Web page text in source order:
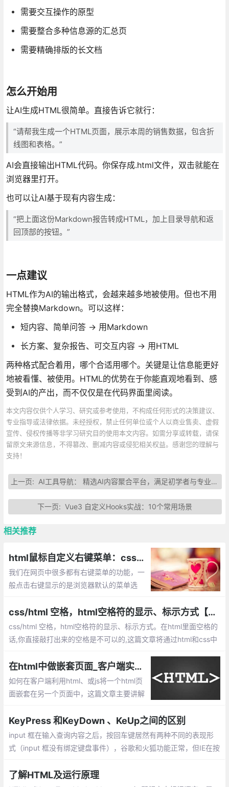
需要交互操作的原型
需要整合多种信息源的汇总页
需要精确排版的长文档
怎么开始用
让AI生成HTML很简单。直接告诉它就行：
“请帮我生成一个HTML页面，展示本周的销售数据，包含折
线图和表格。”
AI会直接输出HTML代码。你保存成.html文件，双击就能在
浏览器里打开。
也可以让AI基于现有内容生成：
“把上面这份Markdown报告转成HTML，加上目录导航和返
回顶部的按钮。”
一点建议
HTML作为AI的输出格式，会越来越多地被使用。但也不用
完全替换Markdown。可以这样：
短内容、简单问答 → 用Markdown
长方案、复杂报告、可交互内容 → 用HTML
两种格式配合着用，哪个合适用哪个。关键是让信息能更好
地被看懂、被使用。HTML的优势在于你能直观地看到、感
受到AI的产出，而不仅仅是在代码界面里阅读。
本文内容仅供个人学习、研究或参考使用，不构成任何形式的决策建议、
专业指导或法律依据。未经授权，禁止任何单位或个人以商业售卖、虚假
宣传、侵权传播等非学习研究目的使用本文内容。如需分享或转载，请保
留原文来源信息，不得篡改、删减内容或侵犯相关权益。感谢您的理解与
支持！
上一页: AI工具导航： 精选AI内容聚合平台，满足初学者与专业用户需求
下一页:Vue3 自定义Hooks实战：10个常用场景
相关推荐
html鼠标自定义右键菜单：css+js实现自定义html右键菜单
我们在网页中很多都有右键菜单的功能，一
般点击右键显示的是浏览器默认的菜单选
的右键菜单呢？这篇文章将讲解html鼠标自
定义右键菜单的实现原理和实现代码。
css/html 空格，html空格符的显示、标示方式【html空格代码】
css/html 空格，html空格符的显示、标示方式。在html里面空格的
话,你直接敲打出来的空格是不可以的,这篇文章将通过html和css中
在html中做嵌套页面_客户端实现html页面的嵌套
如何在客户端利用html、或js将一个html页
面嵌套在另一个页面中，这篇文章主要讲解
式、Behavior的download方式 、使用JQue
ry的load方法
KeyPress 和KeyDown 、KeUp之间的区别
input 框在输入查询内容之后，按回车键居然有两种不同的表现形
式（input 框没有绑定键盘事件），谷歌和火狐功能正常，但IE在按
了解HTML及运行原理